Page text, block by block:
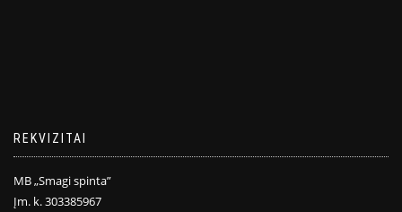
REKVIZITAI
MB „Smagi spinta”
Įm. k. 303385967